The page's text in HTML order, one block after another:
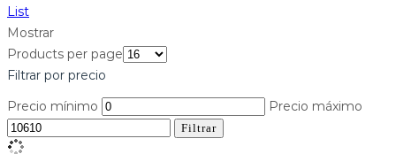
List
Mostrar
Products per page
Filtrar por precio
Precio mínimo
Precio máximo
Filtrar